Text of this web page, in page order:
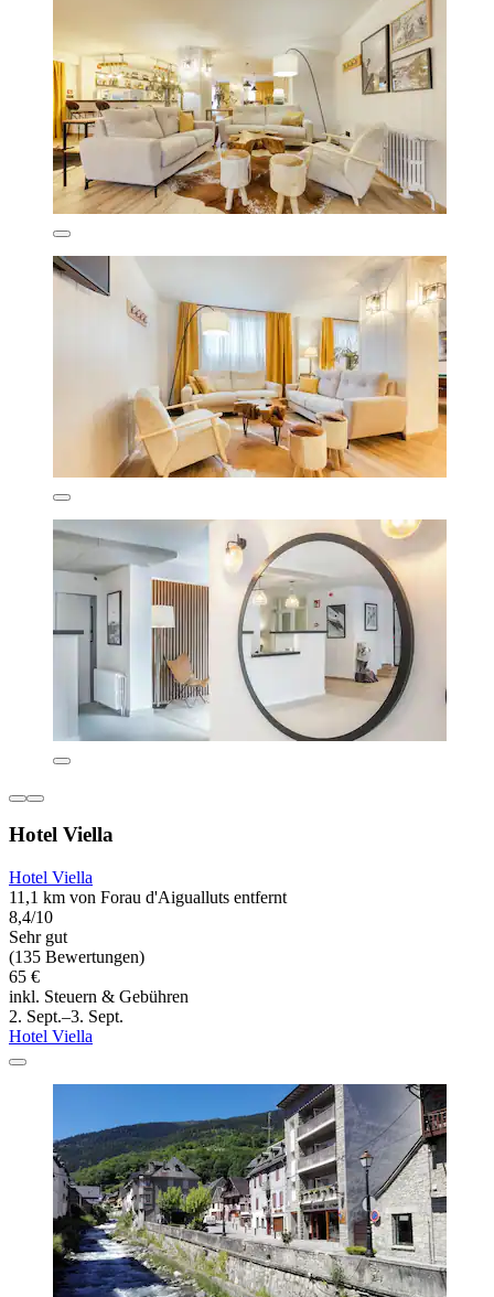
Hotel Viella
Hotel Viella
11,1 km von Forau d'Aigualluts entfernt
8,4/10
Sehr gut
(135 Bewertungen)
65 €
inkl. Steuern & Gebühren
2. Sept.–3. Sept.
Hotel Viella